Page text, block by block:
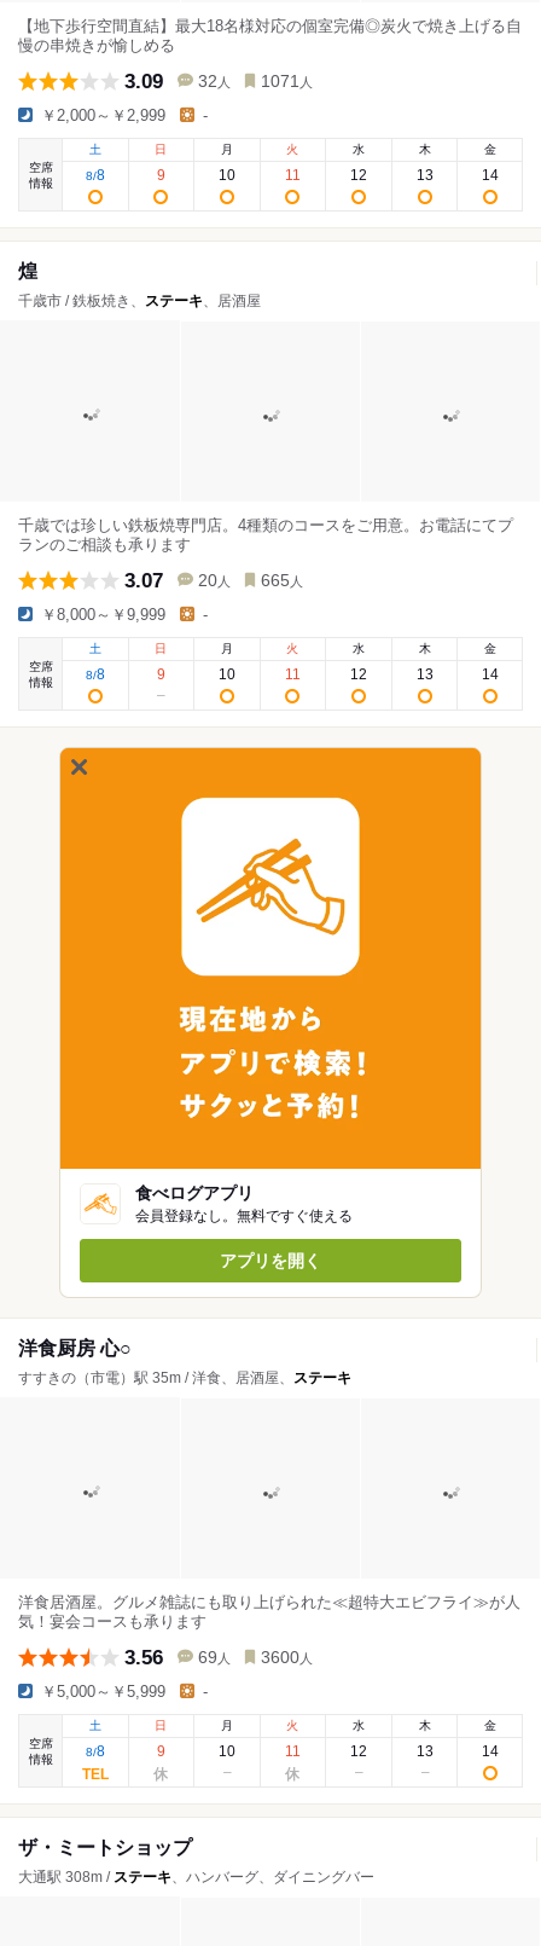
【地下歩行空間直結】最大18名様対応の個室完備◎炭火で焼き上げる自
慢の串焼きが愉しめる
3.09 32 人 1071 人
￥2,000～￥2,999 -
空席
情報
土
8/8
日
9
月
10
火
11
水
12
木
13
金
14
煌
千歳市 / 鉄板焼き、 ステーキ、居酒屋
千歳では珍しい鉄板焼専門店。4種類のコースをご用意。お電話にてプ
ランのご相談も承ります
3.07 20 人 665 人
￥8,000～￥9,999 -
空席
情報
土
8/8
日
9
月
10
火
11
水
12
木
13
金
14
食べログアプリ
会員登録なし。無料ですぐ使える
アプリを開く
洋食厨房 心○
すすきの（市電）駅 35m / 洋食、居酒屋、 ステーキ
洋食居酒屋。グルメ雑誌にも取り上げられた≪超特大エビフライ≫が人
気！宴会コースも承ります
3.56 69 人 3600 人
￥5,000～￥5,999 -
空席
情報
土
8/8
日
9
月
10
火
11
水
12
木
13
金
14
ザ・ミートショップ
大通駅 308m / ステーキ、ハンバーグ、ダイニングバー